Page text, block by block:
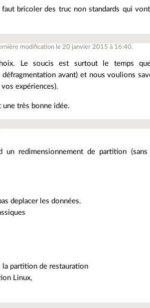
bricoler des truc non standards qui
modification le 20 janvier 2015 à 16:40.
Le soucis est surtout le temps
avant) et nous voulions
expériences).
une très bonne idée.
redimensionnement de partition
deplacer les données.
la partition de restauration
Linux,